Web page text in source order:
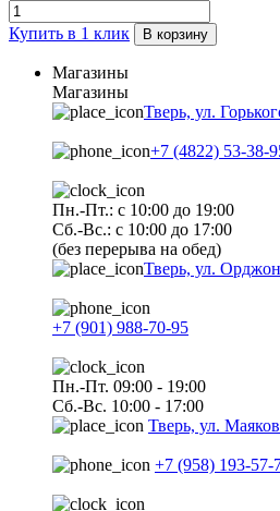
Купить в 1 клик В корзину
Магазины
Магазины
Тверь, ул.
+7 (4822) 53-38-
Пн.-Пт.: с 10:00 до 19:00
Сб.-Вс.: с 10:00 до 17:00
(без перерыва на обед)
Тверь, ул.
+7 (901) 988-70-95
Пн.-Пт. 09:00 - 19:00
Сб.-Вс. 10:00 - 17:00
Тверь, ул.
+7 (958) 193-57-